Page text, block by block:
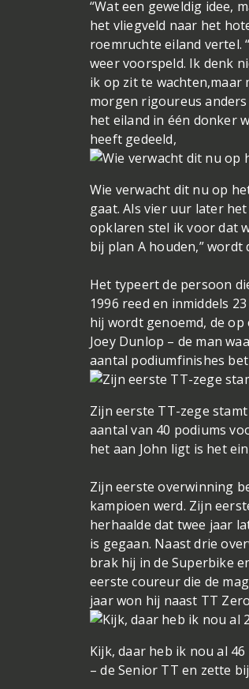
“Wat een geweldig idee,
het vliegveld naar het
roemruchte eiland vertel.
weer voorspeld. Ik denk
ik op zit te
morgen rigoureus
het eiland in één donker
heeft gedeeld,
Wie verwacht dit nu op
gaat. Als vier uur later
opklaren stel ik voor dat
bij plan A houden,” wordt
Het typeert de persoon
1996 reed en inmiddels
hij wordt genoemd, de
Joey Dunlop – de man
aantal podiumfinishes
Zijn eerste TT-zege
aantal van 40 podiums
het aan John ligt is het
Zijn eerste overwinning
kampioen werd. Zijn
herhaalde dat twee jaar
is gegaan. Naast drie
brak hij in de Superbike
eerste coureur die de
jaar won hij naast TT
Kijk, daar heb ik nou al
– de Senior TT en zette